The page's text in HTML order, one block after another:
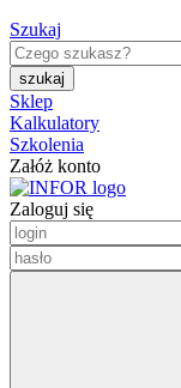
Szukaj
Sklep
Kalkulatory
Szkolenia
Załóż konto
Zaloguj się